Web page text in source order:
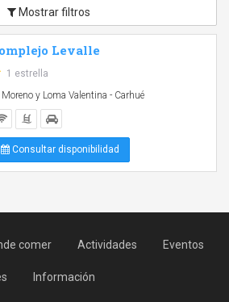
Mostrar filtros
Levalle
1 estrella
Moreno y Loma Valentina - Carhué
Consultar disponibilidad
comer Actividades Eventos
Información